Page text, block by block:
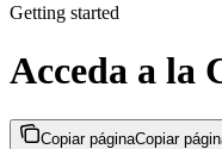
Getting started
Acceda a la
Copiar páginaCopiar